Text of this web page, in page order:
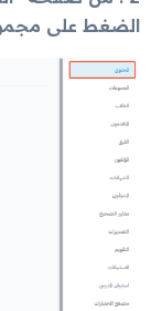
الضغط على